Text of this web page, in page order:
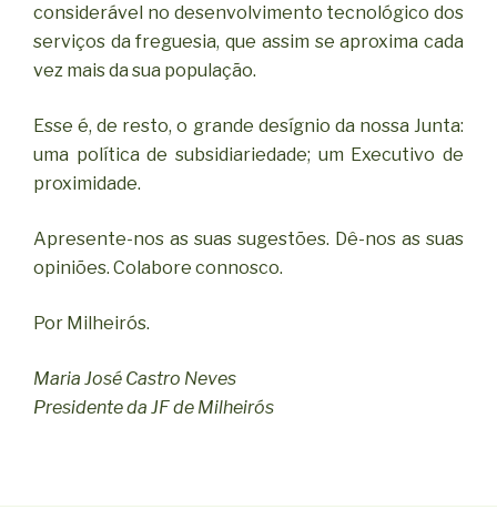
considerável no desenvolvimento tecnológico dos
serviços da freguesia, que assim se aproxima cada
vez mais da sua população.
Esse é, de resto, o grande desígnio da nossa Junta:
uma política de subsidiariedade; um Executivo de
proximidade.
Apresente-nos as suas sugestões. Dê-nos as suas
opiniões. Colabore connosco.
Por Milheirós.
Maria José Castro Neves
Presidente da JF de Milheirós